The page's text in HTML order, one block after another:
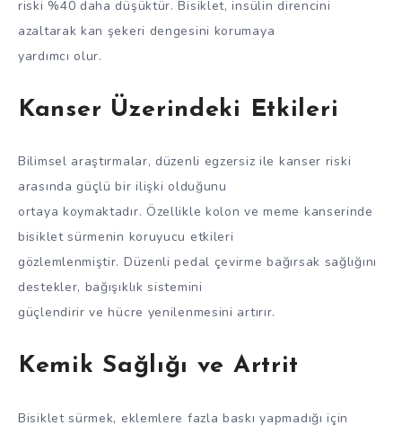
riski %40 daha düşüktür. Bisiklet, insülin direncini
azaltarak kan şekeri dengesini korumaya
yardımcı olur.
Kanser Üzerindeki Etkileri
Bilimsel araştırmalar, düzenli egzersiz ile kanser riski
arasında güçlü bir ilişki olduğunu
ortaya koymaktadır. Özellikle kolon ve meme kanserinde
bisiklet sürmenin koruyucu etkileri
gözlemlenmiştir. Düzenli pedal çevirme bağırsak sağlığını
destekler, bağışıklık sistemini
güçlendirir ve hücre yenilenmesini artırır.
Kemik Sağlığı ve Artrit
Bisiklet sürmek, eklemlere fazla baskı yapmadığı için